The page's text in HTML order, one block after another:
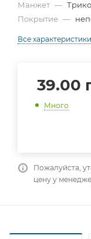
Манжет —
Покрытие —
Все характеристики
39.00
Много
Пожалуйста,
цену у